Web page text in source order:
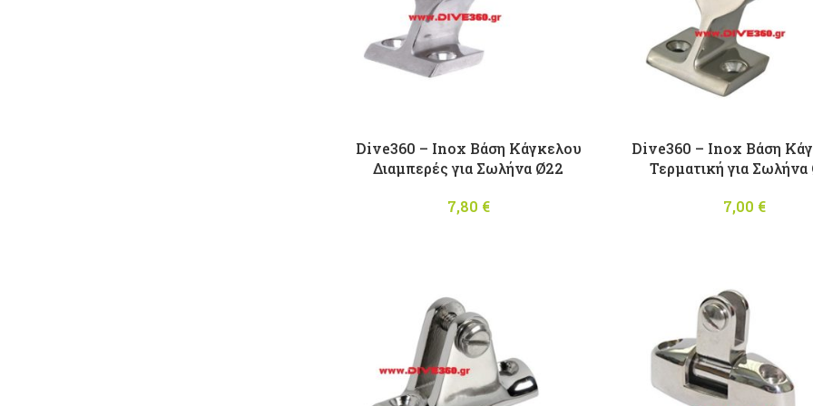
Dive360 – Inox Βάση Κάγκελου
Διαμπερές για Σωλήνα Ø22
7,80 €
Dive360 – Inox Βάση
Τερματική για
7,00 €